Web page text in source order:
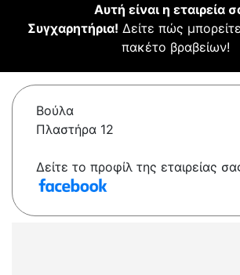
Αυτή είναι η εταιρεία
Συγχαρητήρια! Δείτε πώς
πακέτο βραβείων!
Βούλα
Πλαστήρα 12
Δείτε το προφίλ της εταιρείας